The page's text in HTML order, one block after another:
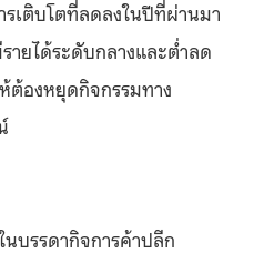
เติบโตที่ลดลงในปีที่ผ่านมา
ายได้ระดับกลางและต่ำลด
ต้องหยุดกิจกรรมทาง
บรรดากิจการค้าปลีก